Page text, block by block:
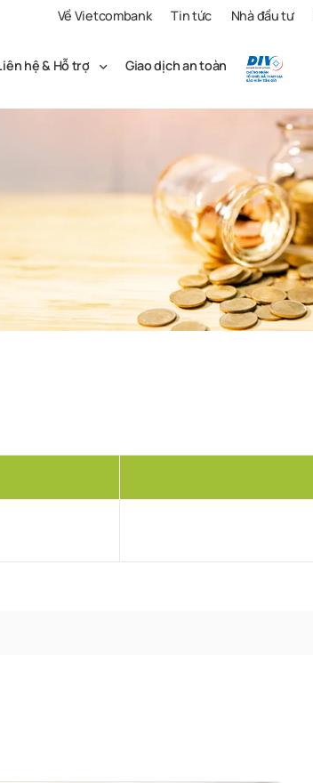
Về Vietcombank Tin tức Nhà đầu tư
hệ & Hỗ trợ Giao dịch an toàn